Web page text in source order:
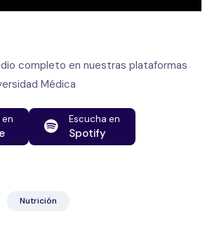
completo en nuestras plataformas
Médica
Escucha en
Spotify
Nutrición